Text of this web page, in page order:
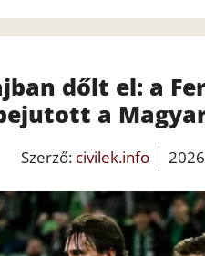
dőlt el: a
a
Szerző: civilek.info